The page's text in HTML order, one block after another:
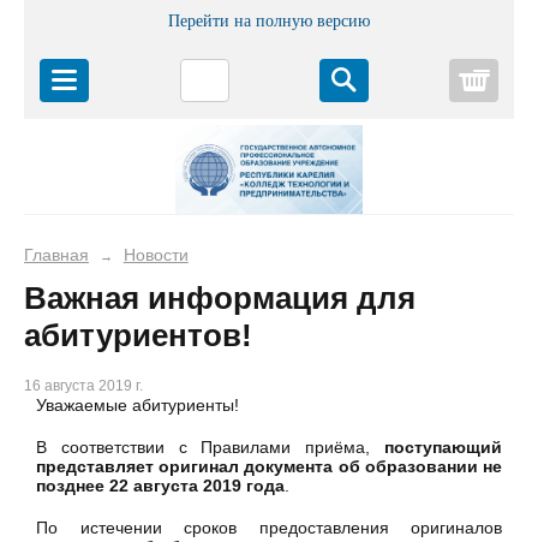
Перейти на полную версию
Главная → Новости
Важная информация для
абитуриентов!
16 августа 2019 г.
Уважаемые абитуриенты!
В соответствии с Правилами приёма, поступающий
представляет оригинал документа об образовании не
позднее 22 августа 2019 года
По истечении сроков предоставления оригиналов